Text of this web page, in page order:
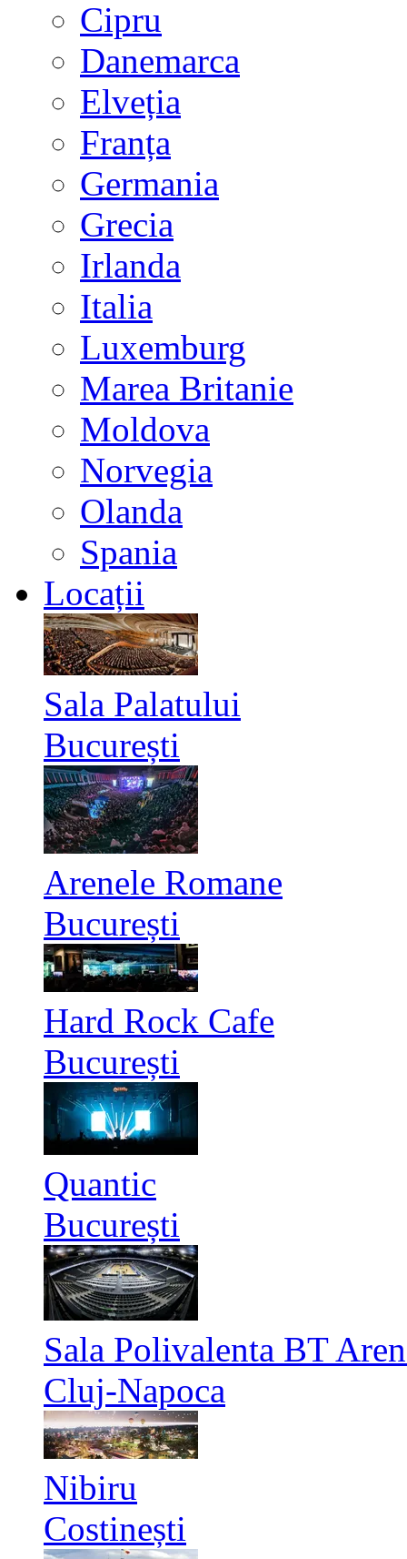
Cipru
Danemarca
Elveția
Franța
Germania
Grecia
Irlanda
Italia
Luxemburg
Marea Britanie
Moldova
Norvegia
Olanda
Spania
Locații
Sala Palatului
București
Arenele Romane
București
Hard Rock Cafe
București
Quantic
București
Sala Polivalenta BT
Cluj-Napoca
Nibiru
Costinești